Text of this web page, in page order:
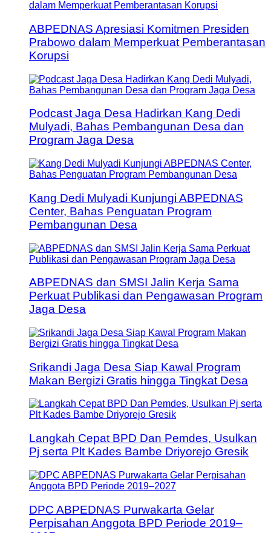
ABPEDNAS Apresiasi Komitmen Presiden
Prabowo dalam Memperkuat Pemberantasan
Korupsi
Podcast Jaga Desa Hadirkan Kang Dedi
Mulyadi, Bahas Pembangunan Desa dan
Program Jaga Desa
Kang Dedi Mulyadi Kunjungi ABPEDNAS
Center, Bahas Penguatan Program
Pembangunan Desa
ABPEDNAS dan SMSI Jalin Kerja Sama
Perkuat Publikasi dan Pengawasan Program
Jaga Desa
Srikandi Jaga Desa Siap Kawal Program
Makan Bergizi Gratis hingga Tingkat Desa
Langkah Cepat BPD Dan Pemdes, Usulkan
Pj serta Plt Kades Bambe Driyorejo Gresik
DPC ABPEDNAS Purwakarta Gelar
Perpisahan Anggota BPD Periode 2019–